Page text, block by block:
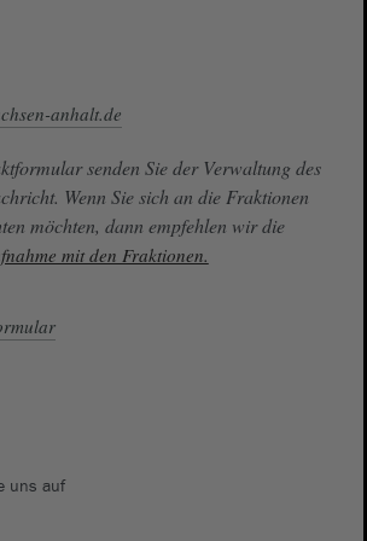
anhalt.de
senden Sie der Verwaltung des
Wenn Sie sich an die Fraktionen
möchten, dann empfehlen wir die
mit den Fraktionen.
uns auf